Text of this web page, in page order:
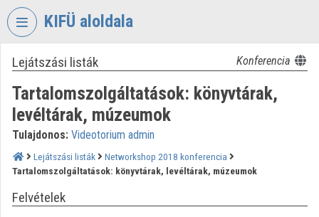
Fejléc kihagyása
KIFÜ aloldala
VIDEOTORIUM
KORMÁNYZATI
INFORMATIKAI
FEJLESZTÉSI
ÜGYNÖKSÉG
Intézményi kezdőlap
Bejelentkezés
Lejátszási listák Konferencia
Tartalomszolgáltatások: könyvtárak,
levéltárak, múzeumok
Tulajdonos: Videotorium admin
Lejátszási listák
Networkshop 2018 konferencia
Tartalomszolgáltatások: könyvtárak, levéltárak, múzeumok
Felvételek